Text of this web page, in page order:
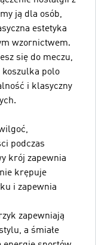
ją dla osób,
estetyka
wzornictwem.
się do meczu,
koszulka polo
i klasyczny
podczas
krój zapewnia
krępuje
i zapewnia
zapewniają
a śmiałe